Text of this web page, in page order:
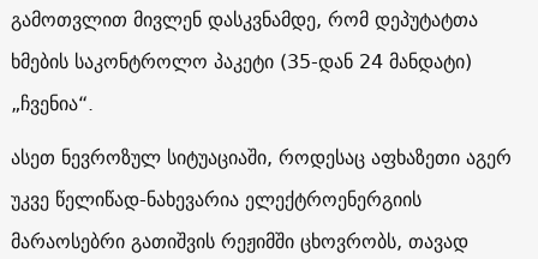
გამოთვლით მივლენ დასკვნამდე, რომ დეპუტატთა
ხმების საკონტროლო პაკეტი (35-დან 24 მანდატი)
„ჩვენია“.
ასეთ ნევროზულ სიტუაციაში, როდესაც აფხაზეთი აგერ
უკვე წელიწად-ნახევარია ელექტროენერგიის
მარაოსებრი გათიშვის რეჟიმში ცხოვრობს, თავად